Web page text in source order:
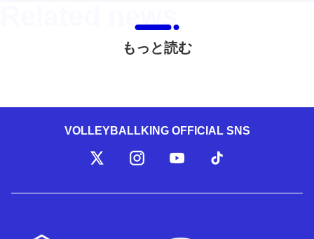
もっと読む
VOLLEYBALLKING OFFICIAL SNS